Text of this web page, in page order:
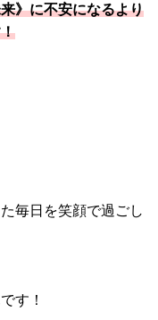
》に不安になるより
毎日を笑顔で過ごし
す！